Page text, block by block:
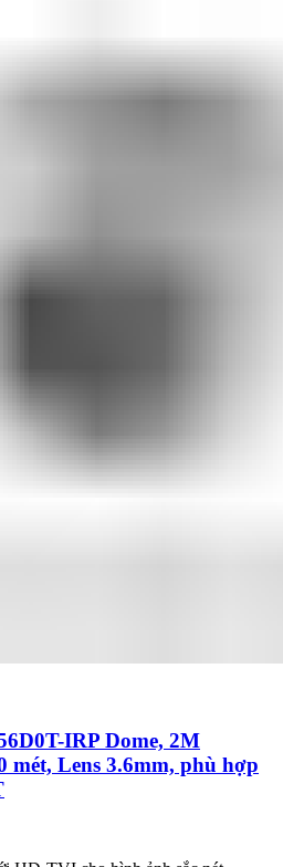
IRP Dome, 2M
mét, Lens 3.6mm, phù hợp